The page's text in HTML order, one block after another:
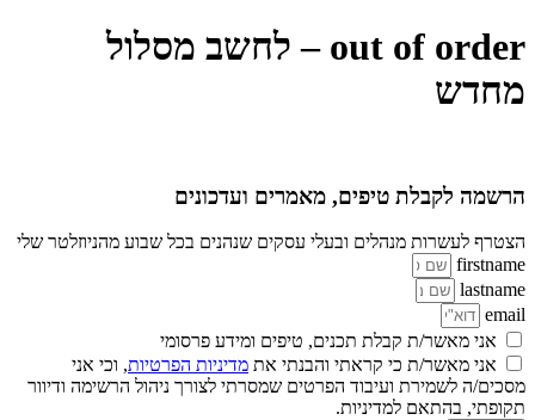
out of order – לחשב מסלול
מחדש
הרשמה לקבלת טיפים, מאמרים ועדכונים
הצטרף לעשרות מנהלים ובעלי עסקים שנהנים בכל שבוע מהניוזלטר שלי
firstname
lastname
email
אני מאשר/ת קבלת תכנים, טיפים ומידע פרסומי
אני מאשר/ת כי קראתי והבנתי את מדיניות הפרטיות, וכי אני
מסכים/ה לשמירת ועיבוד הפרטים שמסרתי לצורך ניהול הרשימה ודיוור
תקופתי, בהתאם למדיניות.